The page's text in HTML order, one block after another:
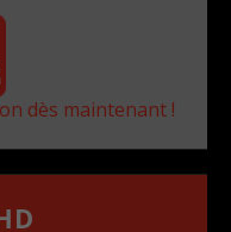
dès maintenant !